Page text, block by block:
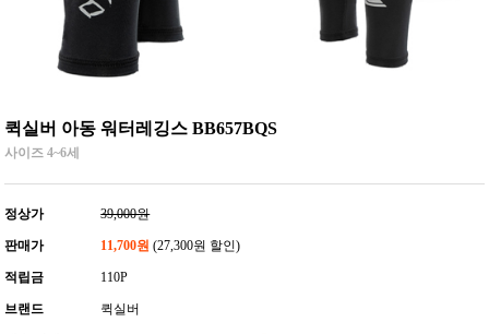
퀵실버 아동 워터레깅스 BB657BQS
사이즈 4~6세
정상가 39,000원
판매가 11,700원 (27,300원 할인)
적립금 110P
브랜드 퀵실버